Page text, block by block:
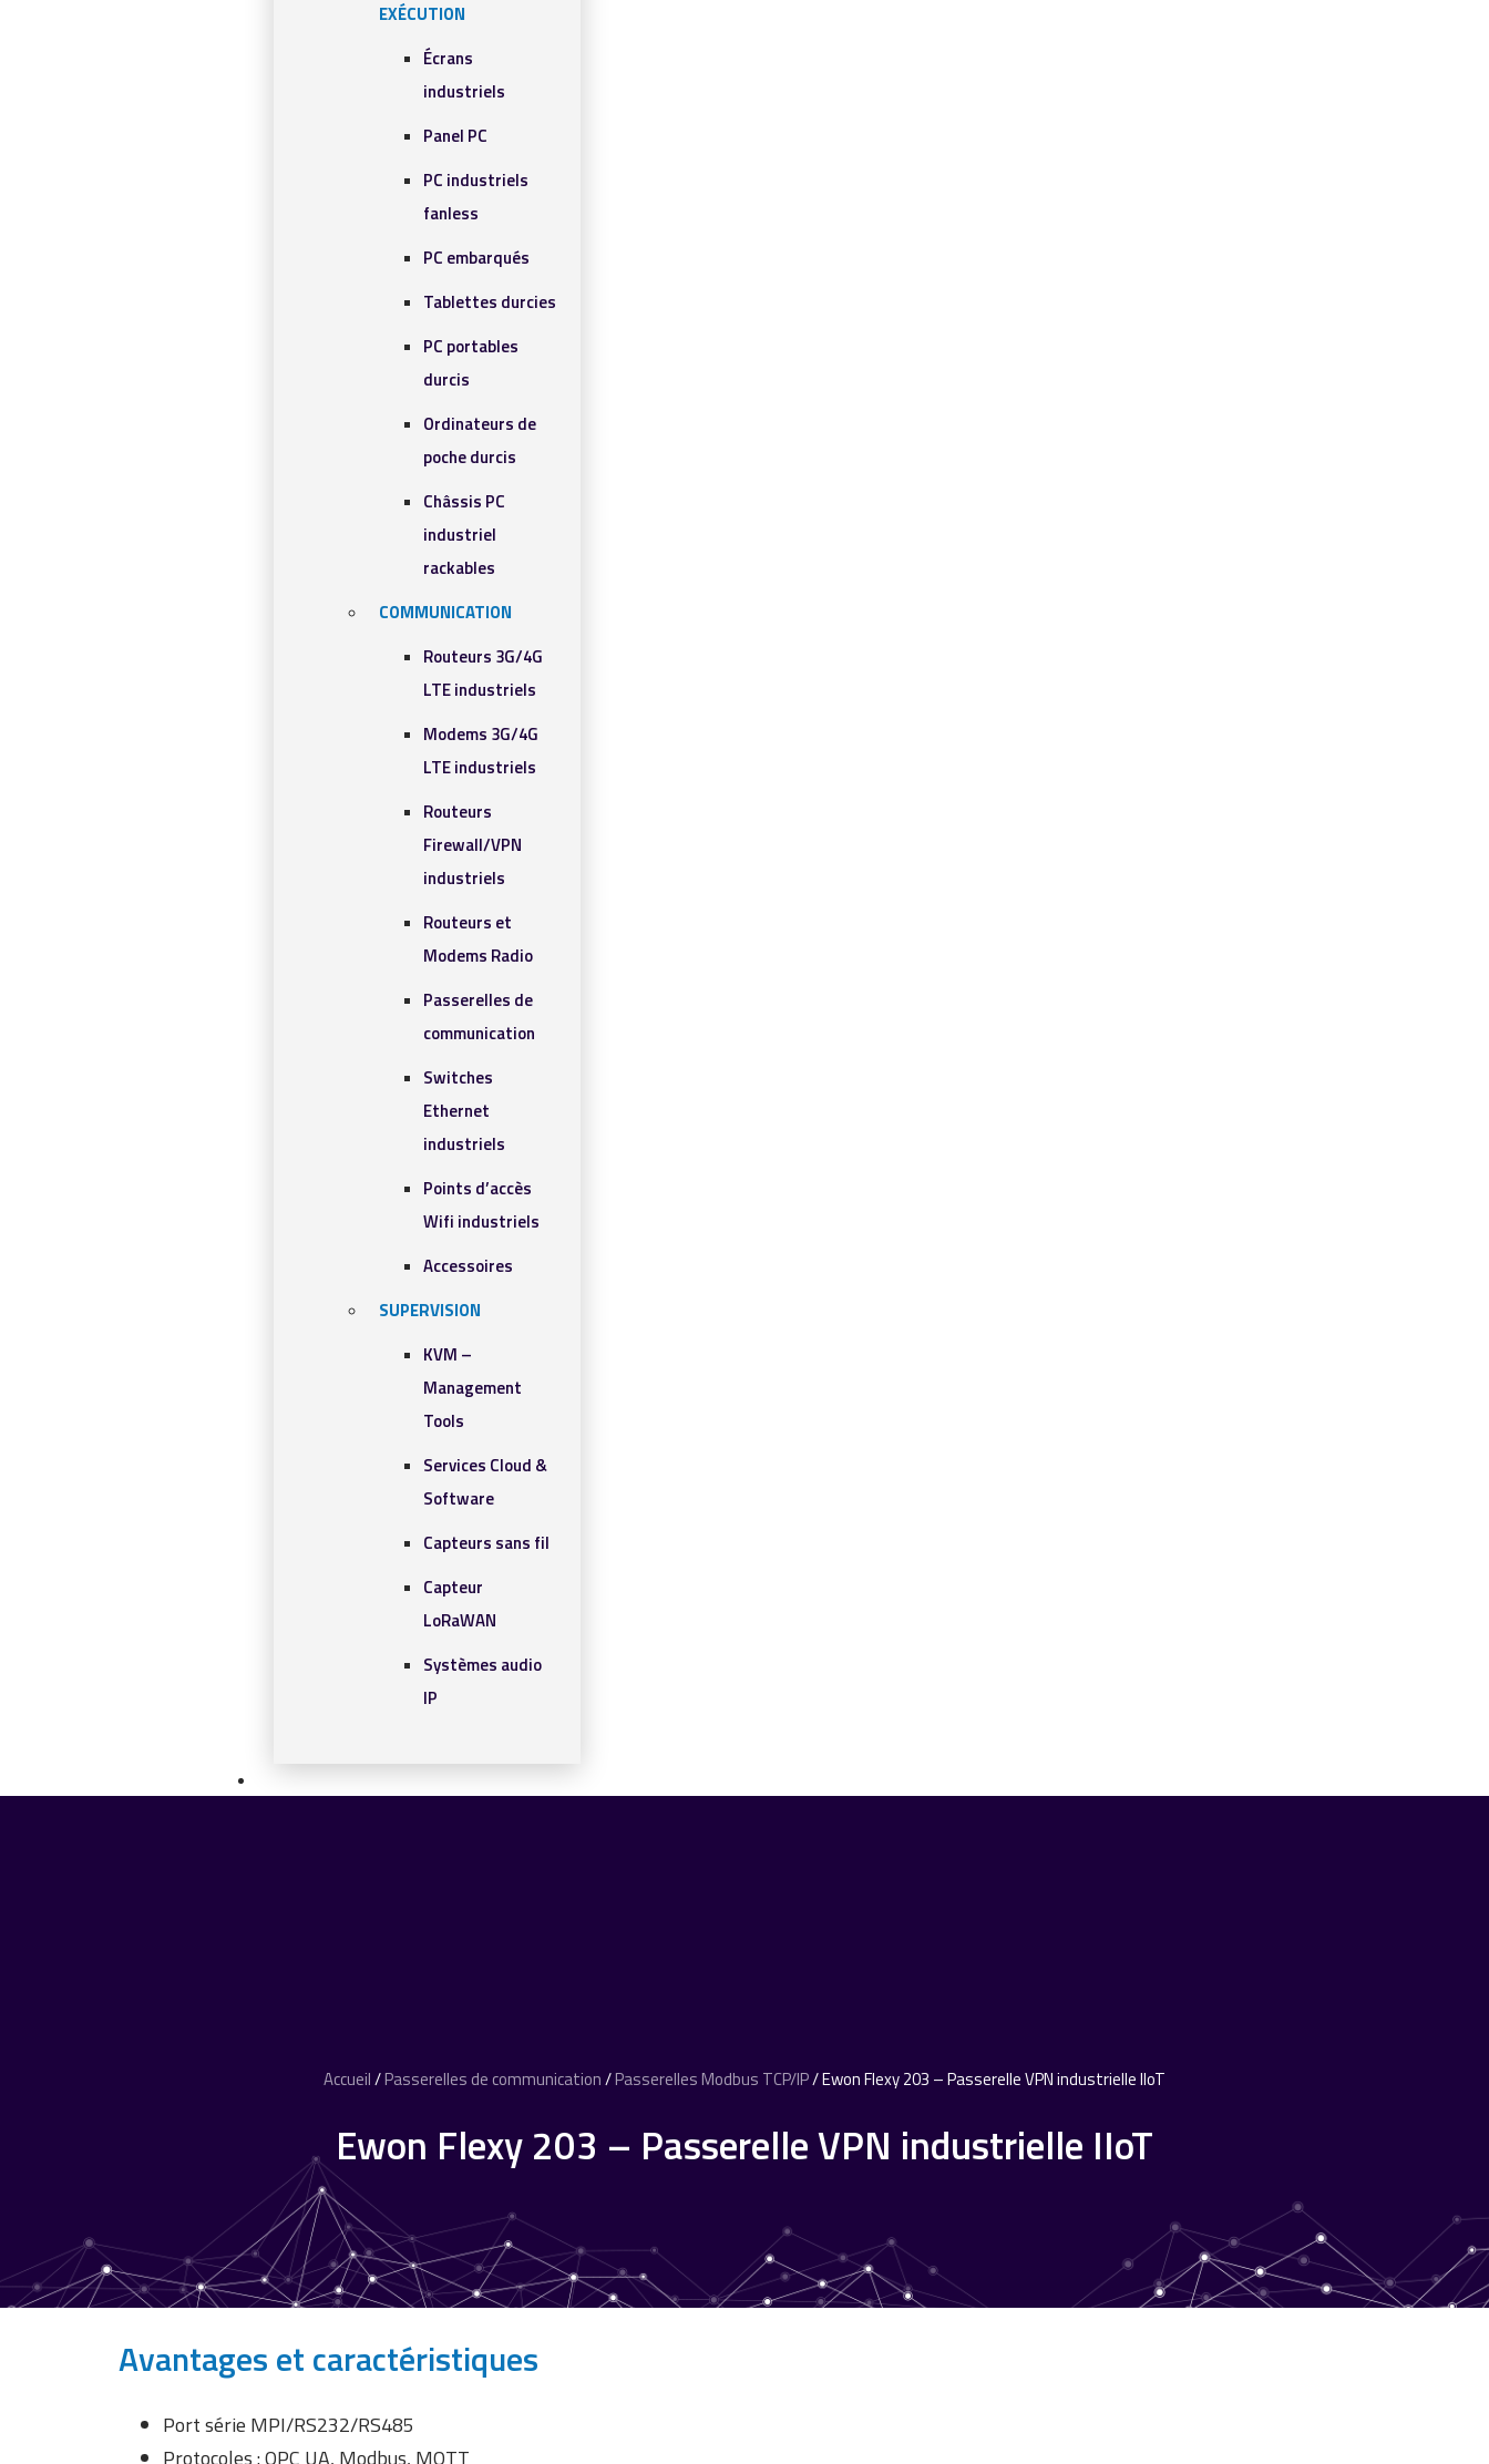
EXÉCUTION
Écrans
industriels
Panel PC
PC industriels
fanless
PC embarqués
Tablettes durcies
PC portables
durcis
Ordinateurs de
poche durcis
Châssis PC
industriel
rackables​
COMMUNICATION
Routeurs 3G/4G
LTE industriels
Modems 3G/4G
LTE industriels
Routeurs
Firewall/VPN
industriels
Routeurs et
Modems Radio
Passerelles de
communication
Switches
Ethernet
industriels
Points d’accès
Wifi industriels
Accessoires
SUPERVISION
KVM –
Management
Tools
Services Cloud &
Software
Capteurs sans fil
Capteur
LoRaWAN
Systèmes audio
IP
Accueil/Passerelles de communication/Passerelles Modbus TCP/IP/ Ewon Flexy 203 – Passerelle VPN industrielle IIoT
Ewon Flexy 203 – Passerelle VPN industrielle IIoT
Avantages et caractéristiques
Port série MPI/RS232/RS485